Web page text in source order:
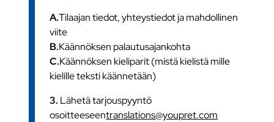
A.Tilaajan tiedot, yhteystiedot ja mahdollinen
viite
B.Käännöksen palautusajankohta
C.Käännöksen kieliparit (mistä kielistä mille
kielille teksti käännetään)
3. Lähetä tarjouspyyntö
osoitteeseentranslations@youpret.com